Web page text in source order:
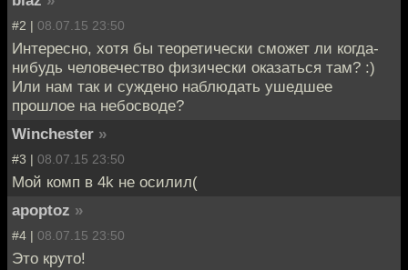
#2 | 08.07.15 23:50
Интересно, хотя бы теоретически сможет ли когда-
нибудь человечество физически оказаться там? :)
Или нам так и суждено наблюдать ушедшее
прошлое на небосводе?
Winchester »
#3 | 08.07.15 23:50
Мой комп в 4k не осилил(
apoptoz »
#4 | 08.07.15 23:50
Это круто!